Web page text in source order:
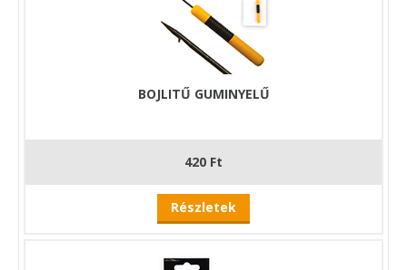
BOJLITŰ GUMINYELŰ
420 Ft
Részletek